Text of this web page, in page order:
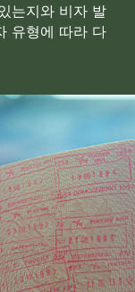
는지와 비자 발
유형에 따라 다